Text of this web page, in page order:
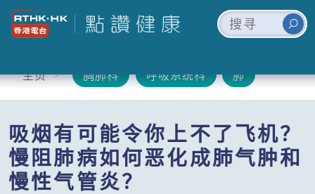
主页 胸肺科 呼吸系统科 肺
吸烟有可能令你上不了飞机？
慢阻肺病如何恶化成肺气肿和
慢性气管炎？